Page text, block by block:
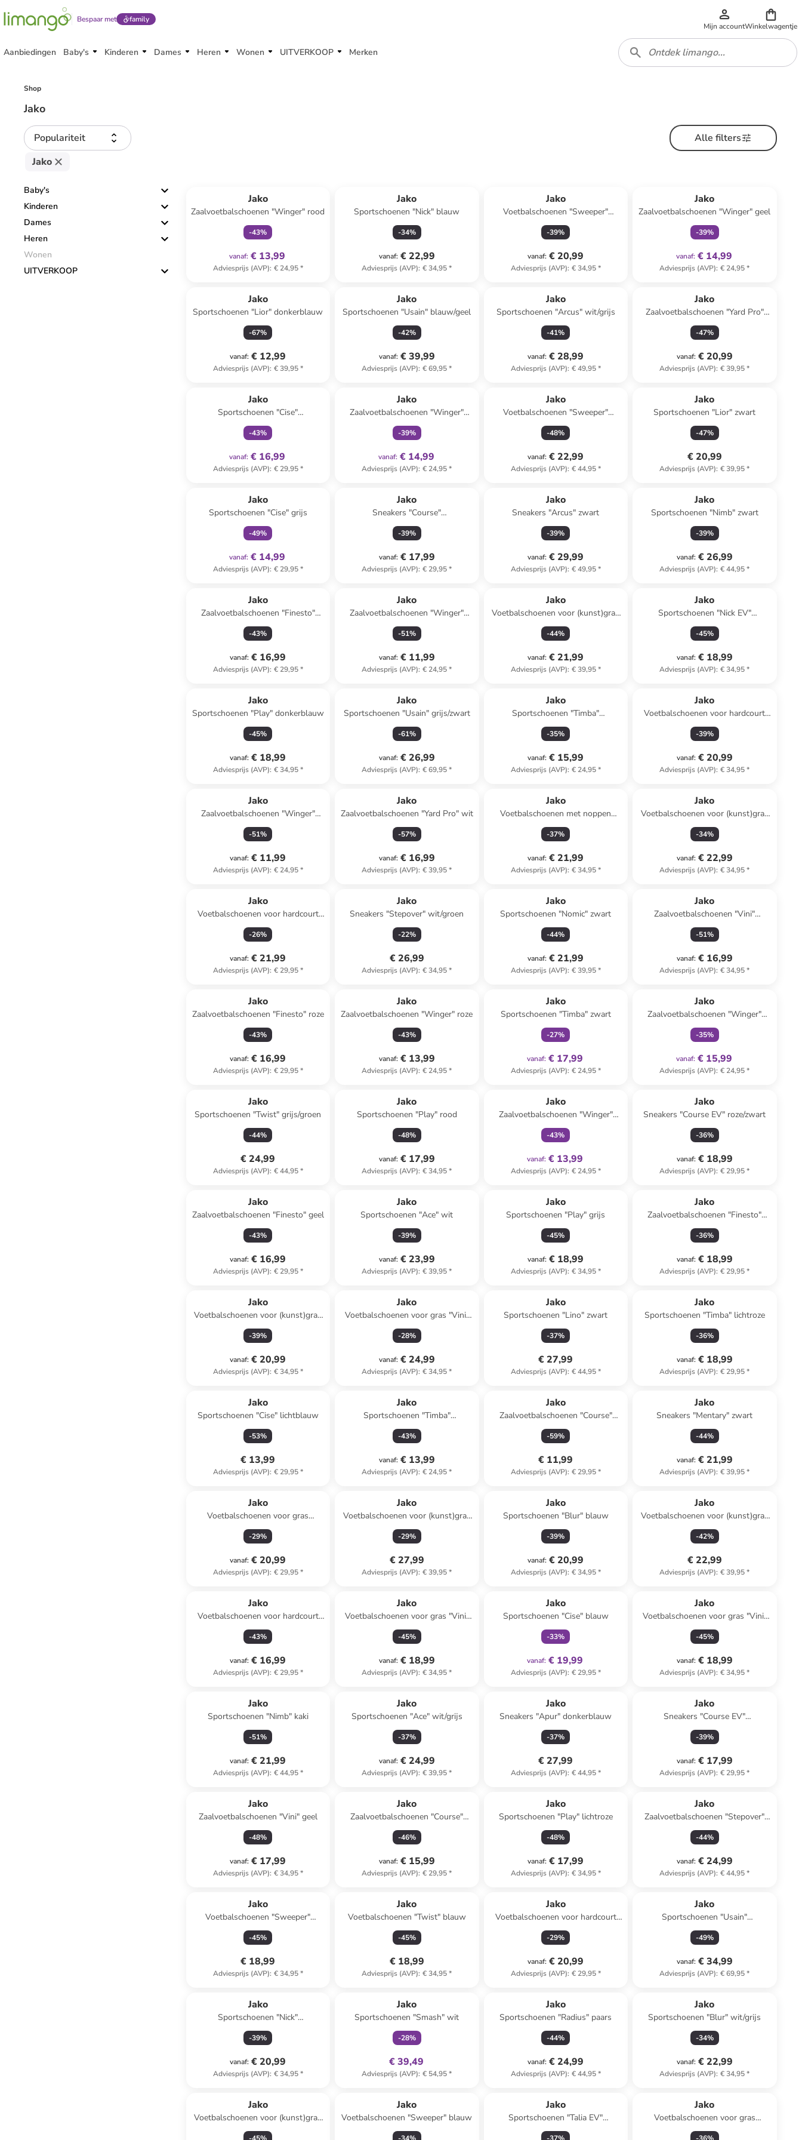
Bespaar met family
Mijn accountWinkelwagentje
Aanbiedingen Baby's Kinderen Dames Heren Wonen UITVERKOOP Merken
Shop
Jako
Populariteit
Alle filters
Jako
Baby's
Kinderen
Dames
Heren
Wonen
UITVERKOOP
Jako
Zaalvoetbalschoenen "Winger" rood
-43%
vanaf: € 13,99
Adviesprijs (AVP): € 24,95*
Jako
Sportschoenen "Nick" blauw
-34%
vanaf: € 22,99
Adviesprijs (AVP): € 34,95*
Jako
Voetbalschoenen "Sweeper"
goudkleurig
-39%
vanaf: € 20,99
Adviesprijs (AVP): € 34,95*
Jako
Zaalvoetbalschoenen "Winger" geel
-39%
vanaf: € 14,99
Adviesprijs (AVP): € 24,95*
Jako
Sportschoenen "Lior" donkerblauw
-67%
vanaf: € 12,99
Adviesprijs (AVP): € 39,95*
Jako
Sportschoenen "Usain" blauw/geel
-42%
vanaf: € 39,99
Adviesprijs (AVP): € 69,95*
Jako
Sportschoenen "Arcus" wit/grijs
-41%
vanaf: € 28,99
Adviesprijs (AVP): € 49,95*
Jako
Zaalvoetbalschoenen "Yard Pro"
zwart
-47%
vanaf: € 20,99
Adviesprijs (AVP): € 39,95*
Jako
Sportschoenen "Cise"
donkerblauw/geel
-43%
vanaf: € 16,99
Adviesprijs (AVP): € 29,95*
Jako
Zaalvoetbalschoenen "Winger"
oranje
-39%
vanaf: € 14,99
Adviesprijs (AVP): € 24,95*
Jako
Voetbalschoenen "Sweeper"
turquoise/groen
-48%
vanaf: € 22,99
Adviesprijs (AVP): € 44,95*
Jako
Sportschoenen "Lior" zwart
-47%
€ 20,99
Adviesprijs (AVP): € 39,95*
Jako
Sportschoenen "Cise" grijs
-49%
vanaf: € 14,99
Adviesprijs (AVP): € 29,95*
Jako
Sneakers "Course"
roze/donkerblauw
-39%
vanaf: € 17,99
Adviesprijs (AVP): € 29,95*
Jako
Sneakers "Arcus" zwart
-39%
vanaf: € 29,99
Adviesprijs (AVP): € 49,95*
Jako
Sportschoenen "Nimb" zwart
-39%
vanaf: € 26,99
Adviesprijs (AVP): € 44,95*
Jako
Zaalvoetbalschoenen "Finesto"
zwart
-43%
vanaf: € 16,99
Adviesprijs (AVP): € 29,95*
Jako
Zaalvoetbalschoenen "Winger"
donkerblauw
-51%
vanaf: € 11,99
Adviesprijs (AVP): € 24,95*
Jako
Voetbalschoenen voor (kunst)gras
"Twist" geel/rood
-44%
vanaf: € 21,99
Adviesprijs (AVP): € 39,95*
Jako
Sportschoenen "Nick EV"
zwart/grijs
-45%
vanaf: € 18,99
Adviesprijs (AVP): € 34,95*
Jako
Sportschoenen "Play" donkerblauw
-45%
vanaf: € 18,99
Adviesprijs (AVP): € 34,95*
Jako
Sportschoenen "Usain" grijs/zwart
-61%
vanaf: € 26,99
Adviesprijs (AVP): € 69,95*
Jako
Sportschoenen "Timba"
donkerblauw
-35%
vanaf: € 15,99
Adviesprijs (AVP): € 24,95*
Jako
Voetbalschoenen voor hardcourt
"Skill" blauw/groen
-39%
vanaf: € 20,99
Adviesprijs (AVP): € 34,95*
Jako
Zaalvoetbalschoenen "Winger"
donkerblauw
-51%
vanaf: € 11,99
Adviesprijs (AVP): € 24,95*
Jako
Zaalvoetbalschoenen "Yard Pro" wit
-57%
vanaf: € 16,99
Adviesprijs (AVP): € 39,95*
Jako
Voetbalschoenen met noppen
zwart/groen
-37%
vanaf: € 21,99
Adviesprijs (AVP): € 34,95*
Jako
Voetbalschoenen voor (kunst)gras
"Twist" blauw/geel
-34%
vanaf: € 22,99
Adviesprijs (AVP): € 34,95*
Jako
Voetbalschoenen voor hardcourt
"Signature" zwart/wit
-26%
vanaf: € 21,99
Adviesprijs (AVP): € 29,95*
Jako
Sneakers "Stepover" wit/groen
-22%
€ 26,99
Adviesprijs (AVP): € 34,95*
Jako
Sportschoenen "Nomic" zwart
-44%
vanaf: € 21,99
Adviesprijs (AVP): € 39,95*
Jako
Zaalvoetbalschoenen "Vini"
paars/zwart
-51%
vanaf: € 16,99
Adviesprijs (AVP): € 34,95*
Jako
Zaalvoetbalschoenen "Finesto" roze
-43%
vanaf: € 16,99
Adviesprijs (AVP): € 29,95*
Jako
Zaalvoetbalschoenen "Winger" roze
-43%
vanaf: € 13,99
Adviesprijs (AVP): € 24,95*
Jako
Sportschoenen "Timba" zwart
-27%
vanaf: € 17,99
Adviesprijs (AVP): € 24,95*
Jako
Zaalvoetbalschoenen "Winger"
groen
-35%
vanaf: € 15,99
Adviesprijs (AVP): € 24,95*
Jako
Sportschoenen "Twist" grijs/groen
-44%
€ 24,99
Adviesprijs (AVP): € 44,95*
Jako
Sportschoenen "Play" rood
-48%
vanaf: € 17,99
Adviesprijs (AVP): € 34,95*
Jako
Zaalvoetbalschoenen "Winger"
zwart
-43%
vanaf: € 13,99
Adviesprijs (AVP): € 24,95*
Jako
Sneakers "Course EV" roze/zwart
-36%
vanaf: € 18,99
Adviesprijs (AVP): € 29,95*
Jako
Zaalvoetbalschoenen "Finesto" geel
-43%
vanaf: € 16,99
Adviesprijs (AVP): € 29,95*
Jako
Sportschoenen "Ace" wit
-39%
vanaf: € 23,99
Adviesprijs (AVP): € 39,95*
Jako
Sportschoenen "Play" grijs
-45%
vanaf: € 18,99
Adviesprijs (AVP): € 34,95*
Jako
Zaalvoetbalschoenen "Finesto"
donkerblauw
-36%
vanaf: € 18,99
Adviesprijs (AVP): € 29,95*
Jako
Voetbalschoenen voor (kunst)gras
"Skill" turquoise
-39%
vanaf: € 20,99
Adviesprijs (AVP): € 34,95*
Jako
Voetbalschoenen voor gras "Vini"
lichtblauw
-28%
vanaf: € 24,99
Adviesprijs (AVP): € 34,95*
Jako
Sportschoenen "Lino" zwart
-37%
€ 27,99
Adviesprijs (AVP): € 44,95*
Jako
Sportschoenen "Timba" lichtroze
-36%
vanaf: € 18,99
Adviesprijs (AVP): € 29,95*
Jako
Sportschoenen "Cise" lichtblauw
-53%
€ 13,99
Adviesprijs (AVP): € 29,95*
Jako
Sportschoenen "Timba"
donkerblauw
-43%
vanaf: € 13,99
Adviesprijs (AVP): € 24,95*
Jako
Zaalvoetbalschoenen "Course"
blauw/geel
-59%
€ 11,99
Adviesprijs (AVP): € 29,95*
Jako
Sneakers "Mentary" zwart
-44%
vanaf: € 21,99
Adviesprijs (AVP): € 39,95*
Jako
Voetbalschoenen voor gras
"Signature" zwart
-29%
vanaf: € 20,99
Adviesprijs (AVP): € 29,95*
Jako
Voetbalschoenen voor (kunst)gras
"Twist" blauw/geel
-29%
€ 27,99
Adviesprijs (AVP): € 39,95*
Jako
Sportschoenen "Blur" blauw
-39%
vanaf: € 20,99
Adviesprijs (AVP): € 34,95*
Jako
Voetbalschoenen voor (kunst)gras
"Skill" blauw
-42%
€ 22,99
Adviesprijs (AVP): € 39,95*
Jako
Voetbalschoenen voor hardcourt
"Signature" neongroen
-43%
vanaf: € 16,99
Adviesprijs (AVP): € 29,95*
Jako
Voetbalschoenen voor gras "Vini"
geel
-45%
vanaf: € 18,99
Adviesprijs (AVP): € 34,95*
Jako
Sportschoenen "Cise" blauw
-33%
vanaf: € 19,99
Adviesprijs (AVP): € 29,95*
Jako
Voetbalschoenen voor gras "Vini"
wit/rood
-45%
vanaf: € 18,99
Adviesprijs (AVP): € 34,95*
Jako
Sportschoenen "Nimb" kaki
-51%
vanaf: € 21,99
Adviesprijs (AVP): € 44,95*
Jako
Sportschoenen "Ace" wit/grijs
-37%
vanaf: € 24,99
Adviesprijs (AVP): € 39,95*
Jako
Sneakers "Apur" donkerblauw
-37%
€ 27,99
Adviesprijs (AVP): € 44,95*
Jako
Sneakers "Course EV"
zilverkleurig/goudkleurig
-39%
vanaf: € 17,99
Adviesprijs (AVP): € 29,95*
Jako
Zaalvoetbalschoenen "Vini" geel
-48%
vanaf: € 17,99
Adviesprijs (AVP): € 34,95*
Jako
Zaalvoetbalschoenen "Course"
groen/zwart
-46%
vanaf: € 15,99
Adviesprijs (AVP): € 29,95*
Jako
Sportschoenen "Play" lichtroze
-48%
vanaf: € 17,99
Adviesprijs (AVP): € 34,95*
Jako
Zaalvoetbalschoenen "Stepover"
zwart
-44%
vanaf: € 24,99
Adviesprijs (AVP): € 44,95*
Jako
Voetbalschoenen "Sweeper"
wit/geel
-45%
€ 18,99
Adviesprijs (AVP): € 34,95*
Jako
Voetbalschoenen "Twist" blauw
-45%
€ 18,99
Adviesprijs (AVP): € 34,95*
Jako
Voetbalschoenen voor hardcourt
"Signature" zwart
-29%
vanaf: € 20,99
Adviesprijs (AVP): € 29,95*
Jako
Sportschoenen "Usain"
lichtblauw/lichtroze
-49%
vanaf: € 34,99
Adviesprijs (AVP): € 69,95*
Jako
Sportschoenen "Nick"
wit/lichtblauw
-39%
vanaf: € 20,99
Adviesprijs (AVP): € 34,95*
Jako
Sportschoenen "Smash" wit
-28%
€ 39,49
Adviesprijs (AVP): € 54,95*
Jako
Sportschoenen "Radius" paars
-44%
vanaf: € 24,99
Adviesprijs (AVP): € 44,95*
Jako
Sportschoenen "Blur" wit/grijs
-34%
vanaf: € 22,99
Adviesprijs (AVP): € 34,95*
Jako
Voetbalschoenen voor (kunst)gras
"Twist" zwart/groen
Jako
Voetbalschoenen "Sweeper" blauw
Jako
Sportschoenen "Talia EV"
blauw/roze
Jako
Voetbalschoenen voor gras
"Signature" groen